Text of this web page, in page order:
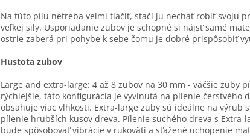
Na túto pílu netreba veľmi tlačiť, stačí ju nechať robiť svoju
veľkej sily. Usporiadanie zubov je schopné si nájsť samé
ostrie zaberá pri pohybe k sebe čomu je dobré prispôsobiť
Hustota zubov
Large and extra-large: 4 až 8 zubov na 30 mm - väčšie zuby
rýchlejšie, táto konfigurácia je vyvinutá na pílenie čerstvého
obsahuje viac vlhkosti. Extra-large zuby sú ideálne na výrub
pílenie hrubších kusov dreva. Pílenie suchého dreva s Extra-
bude spôsobovať vibrácie v rukoväti a sťažené uchopenie